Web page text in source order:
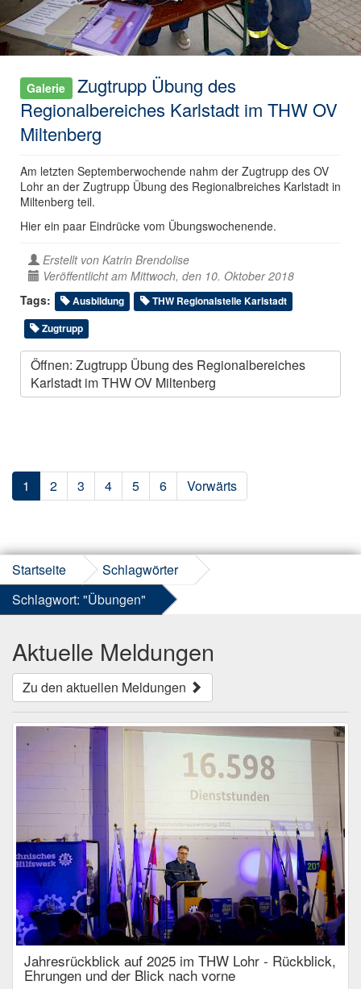
Galerie
Zugtrupp Übung des
Regionalbereiches Karlstadt im THW OV
Miltenberg
Am letzten Septemberwochende nahm der Zugtrupp des OV
Lohr an der Zugtrupp Übung des Regionalbreiches Karlstadt in
Miltenberg teil.
Hier ein paar Eindrücke vom Übungswochenende.
Erstellt von Katrin Brendolise
Veröffentlicht am Mittwoch, den 10. Oktober 2018
Tags:
Ausbildung
THW Regionalstelle Karlstadt
Zugtrupp
Öffnen: Zugtrupp Übung des Regionalbereiches
Karlstadt im THW OV Miltenberg
1 2 3 4 5 6 Vorwärts
Startseite
Schlagwörter
Schlagwort: "Übungen"
Aktuelle Meldungen
Zu den aktuellen Meldungen
Jahresrückblick auf 2025 im THW Lohr - Rückblick,
Ehrungen und der Blick nach vorne